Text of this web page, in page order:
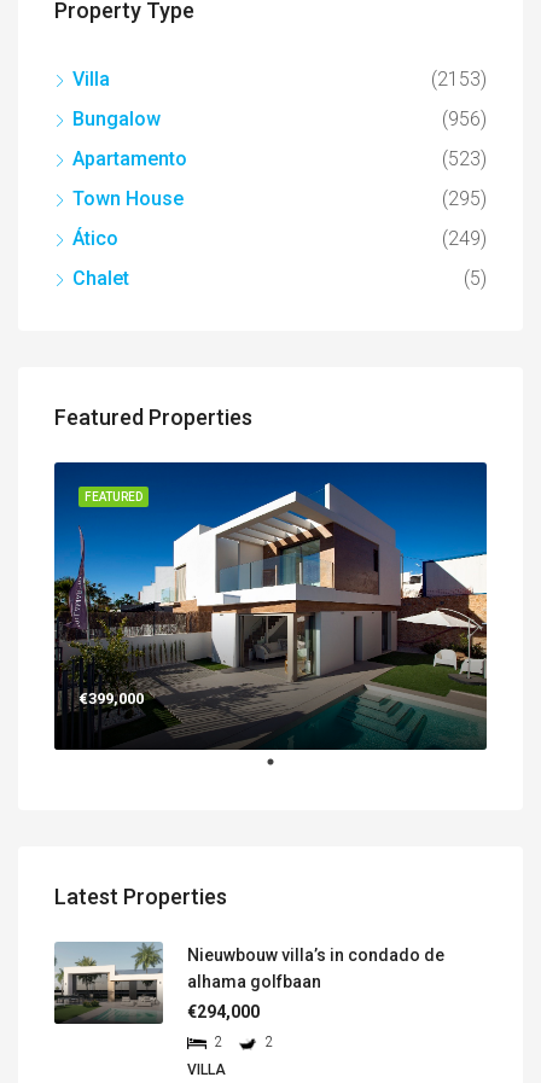
Property Type
Villa
(2153)
Bungalow
(956)
Apartamento
(523)
Town House
(295)
Ático
(249)
Chalet
(5)
Featured Properties
FEATURED
€399,000
Latest Properties
Nieuwbouw villa’s in condado de
alhama golfbaan
€294,000
2
2
VILLA